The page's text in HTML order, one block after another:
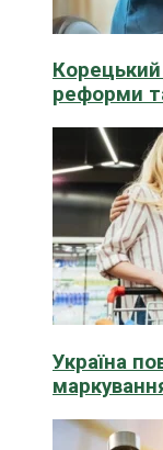
реформи
Україна